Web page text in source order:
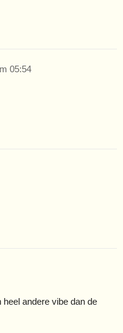
05:54
andere vibe dan de